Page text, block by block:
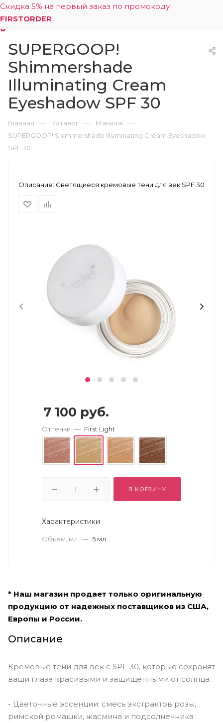
Скидка 5% на первый заказ по промокоду
FIRSTORDER
0
SUPERGOOP!
Shimmershade
Illuminating Cream
Eyeshadow SPF 30
Главная — Каталог — Макияж —
SUPERGOOP! Shimmershade Illuminating Cream Eyeshadow
SPF 30
Описание: Светящиеся кремовые тени для век SPF 30
7 100 руб.
Оттенки — First Light
В КОРЗИНУ
Характеристики
Объем, мл — 5 мл
* Наш магазин продает только оригинальную
продукцию от надежных поставщиков из США,
Европы и России.
Описание
Кремовые тени для век с SPF 30, которые сохранят
ваши глаза красивыми и защищенными от солнца.
- Цветочные эссенции: смесь экстрактов розы,
римской ромашки, жасмина и подсолнечника